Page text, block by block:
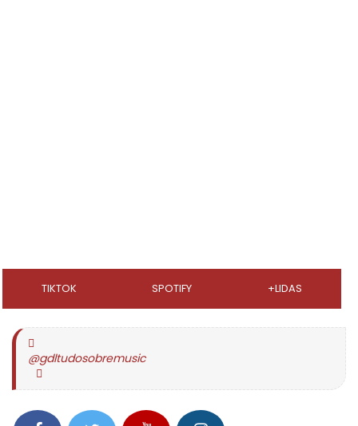
TIKTOK SPOTIFY +LIDAS
@gdltudosobremusic